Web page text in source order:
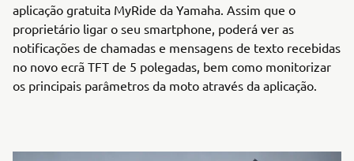
aplicação gratuita MyRide da Yamaha. Assim que o
proprietário ligar o seu smartphone, poderá ver as
notificações de chamadas e mensagens de texto recebidas
no novo ecrã TFT de 5 polegadas, bem como monitorizar
os principais parâmetros da moto através da aplicação.